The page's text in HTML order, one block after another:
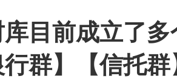
库目前成立了
行群】【信托